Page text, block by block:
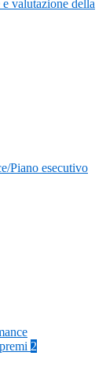
valutazione della
Piano esecutivo
2